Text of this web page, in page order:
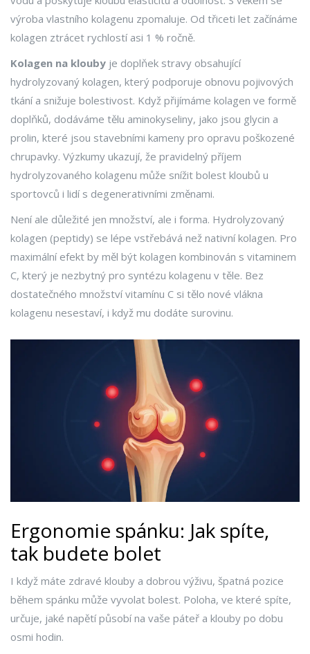
výroba vlastního kolagenu zpomaluje. Od třiceti let začínáme
kolagen ztrácet rychlostí asi 1 % ročně.
Kolagen na klouby je doplňek stravy obsahující
hydrolyzovaný kolagen, který podporuje obnovu pojivových
tkání a snižuje bolestivost. Když přijímáme kolagen ve formě
doplňků, dodáváme tělu aminokyseliny, jako jsou glycin a
prolin, které jsou stavebními kameny pro opravu poškozené
chrupavky. Výzkumy ukazují, že pravidelný příjem
hydrolyzovaného kolagenu může snížit bolest kloubů u
sportovců i lidí s degenerativními změnami.
Není ale důležité jen množství, ale i forma. Hydrolyzovaný
kolagen (peptidy) se lépe vstřebává než nativní kolagen. Pro
maximální efekt by měl být kolagen kombinován s vitaminem
C, který je nezbytný pro syntézu kolagenu v těle. Bez
dostatečného množství vitamínu C si tělo nové vlákna
kolagenu nesestaví, i když mu dodáte surovinu.
Ergonomie spánku: Jak spíte,
tak budete bolet
I když máte zdravé klouby a dobrou výživu, špatná pozice
během spánku může vyvolat bolest. Poloha, ve které spíte,
určuje, jaké napětí působí na vaše páteř a klouby po dobu
osmi hodin.